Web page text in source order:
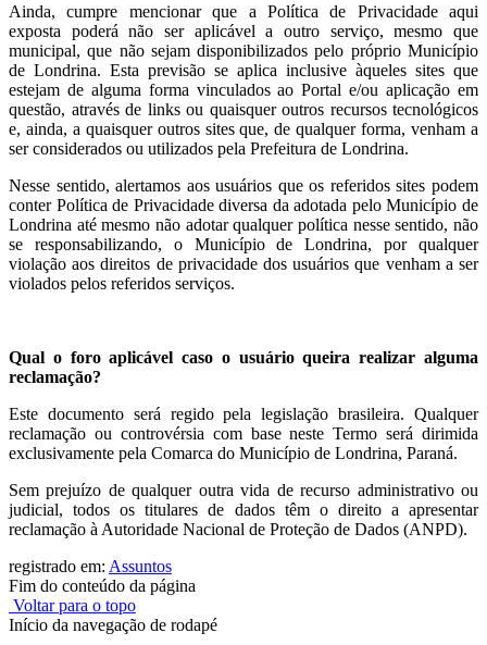
Ainda, cumpre mencionar que a Política de Privacidade aqui
exposta poderá não ser aplicável a outro serviço, mesmo que
municipal, que não sejam disponibilizados pelo próprio Município
de Londrina. Esta previsão se aplica inclusive àqueles sites que
estejam de alguma forma vinculados ao Portal e/ou aplicação em
questão, através de links ou quaisquer outros recursos tecnológicos
e, ainda, a quaisquer outros sites que, de qualquer forma, venham a
ser considerados ou utilizados pela Prefeitura de Londrina.
Nesse sentido, alertamos aos usuários que os referidos sites podem
conter Política de Privacidade diversa da adotada pelo Município de
Londrina até mesmo não adotar qualquer política nesse sentido, não
se responsabilizando, o Município de Londrina, por qualquer
violação aos direitos de privacidade dos usuários que venham a ser
violados pelos referidos serviços.
Qual o foro aplicável caso o usuário queira realizar alguma
reclamação?
Este documento será regido pela legislação brasileira. Qualquer
reclamação ou controvérsia com base neste Termo será dirimida
exclusivamente pela Comarca do Município de Londrina, Paraná.
Sem prejuízo de qualquer outra vida de recurso administrativo ou
judicial, todos os titulares de dados têm o direito a apresentar
reclamação à Autoridade Nacional de Proteção de Dados (ANPD).
registrado em: Assuntos
Fim do conteúdo da página
Voltar para o topo
Início da navegação de rodapé